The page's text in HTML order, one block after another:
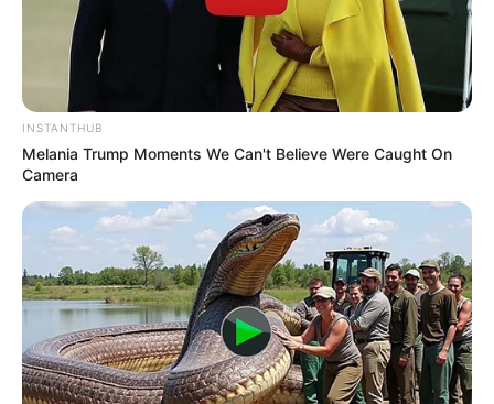
fé, arte e participação popular.
Participe do nosso grupo do
WhatsApp!
INSTANTHUB
Melania Trump Moments We Can't Believe Were Caught On
Camera